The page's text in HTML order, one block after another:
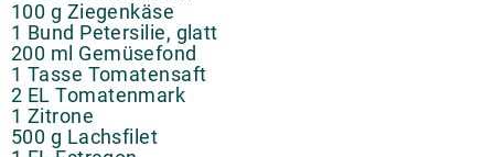
100 g Ziegenkäse
1 Bund Petersilie, glatt
200 ml Gemüsefond
1 Tasse Tomatensaft
2 EL Tomatenmark
1 Zitrone
500 g Lachsfilet